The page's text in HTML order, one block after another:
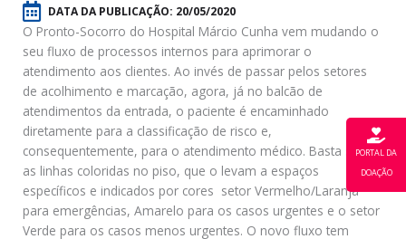
PORTAL DA
DOAÇÃO
DATA DA PUBLICAÇÃO: 20/05/2020
O Pronto-Socorro do Hospital Márcio Cunha vem mudando o
seu fluxo de processos internos para aprimorar o
atendimento aos clientes. Ao invés de passar pelos setores
de acolhimento e marcação, agora, já no balcão de
atendimentos da entrada, o paciente é encaminhado
diretamente para a classificação de risco e,
consequentemente, para o atendimento médico. Basta seguir
as linhas coloridas no piso, que o levam a espaços
específicos e indicados por cores  setor Vermelho/Laranja
para emergências, Amarelo para os casos urgentes e o setor
Verde para os casos menos urgentes. O novo fluxo tem